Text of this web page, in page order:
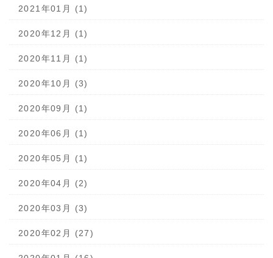
2021年01月 (1)
2020年12月 (1)
2020年11月 (1)
2020年10月 (3)
2020年09月 (1)
2020年06月 (1)
2020年05月 (1)
2020年04月 (2)
2020年03月 (3)
2020年02月 (27)